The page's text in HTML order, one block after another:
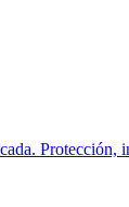
Protección,